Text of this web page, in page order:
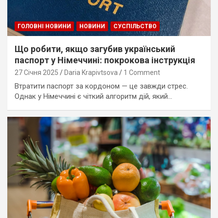
ГОЛОВНІ НОВИНИ НОВИНИ СУСПІЛЬСТВО
Що робити, якщо загубив український
паспорт у Німеччині: покрокова інструкція
27 Січня 2025 Daria Krapivtsova 1 Comment
Втратити паспорт за кордоном — це завжди стрес.
Однак у Німеччині є чіткий алгоритм дій, який…